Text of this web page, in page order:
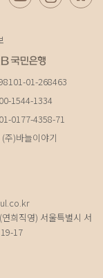
01-268463
1544-1334
0177-4358-71
주)바늘이야기
희직영) 서울특별시 서
17